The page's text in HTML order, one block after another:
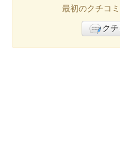
最初のクチコ
ク